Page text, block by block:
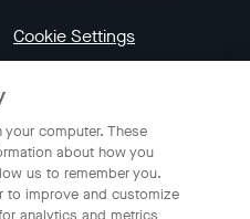
Cookie Settings
computer. These
about how you
us to remember you.
to improve and customize
analytics and metrics